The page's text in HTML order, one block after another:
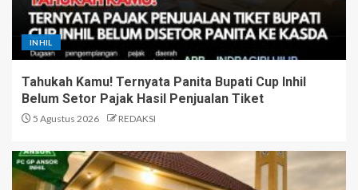
INHIL
Tahukah Kamu! Ternyata Panita Bupati Cup Inhil
Belum Setor Pajak Hasil Penjualan Tiket
5 Agustus 2026 REDAKSI